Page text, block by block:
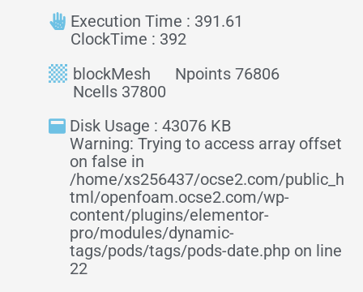
Execution Time : 391.61
ClockTime : 392
blockMesh
Npoints 76806
Ncells 37800
Disk Usage : 43076 KB
Warning: Trying to access array offset
on false in
/home/xs256437/ocse2.com/public_h
tml/openfoam.ocse2.com/wp-
content/plugins/elementor-
pro/modules/dynamic-
tags/pods/tags/pods-date.php on line
22